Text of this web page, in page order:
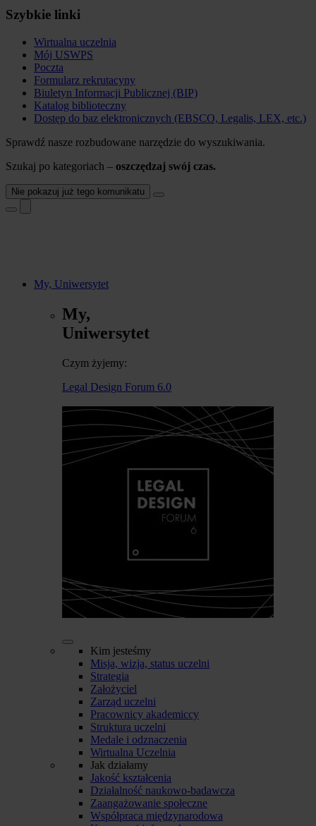
Szybkie linki
Wirtualna uczelnia
Mój USWPS
Poczta
Formularz rekrutacyny
Biuletyn Informacji Publicznej (BIP)
Katalog biblioteczny
Dostęp do baz elektronicznych (EBSCO, Legalis, LEX, etc.)
Sprawdź nasze rozbudowane narzędzie do wyszukiwania.
Szukaj po kategoriach – oszczędzaj swój czas.
Nie pokazuj już tego komunikatu
My, Uniwersytet
My,
Uniwersytet
Czym żyjemy:
Legal Design Forum 6.0
Kim jesteśmy
Misja, wizja, status uczelni
Strategia
Założyciel
Zarząd uczelni
Pracownicy akademiccy
Struktura uczelni
Medale i odznaczenia
Wirtualna Uczelnia
Jak działamy
Jakość kształcenia
Działalność naukowo-badawcza
Zaangażowanie społeczne
Współpraca międzynarodowa